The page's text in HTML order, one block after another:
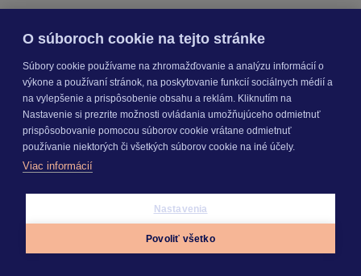
O súboroch cookie na tejto stránke
Súbory cookie používame na zhromažďovanie a analýzu informácií o
výkone a používaní stránok, na poskytovanie funkcií sociálnych médií a
na vylepšenie a prispôsobenie obsahu a reklám. Kliknutím na
Nastavenie si prezrite možnosti ovládania umožňujúceho odmietnuť
prispôsobovanie pomocou súborov cookie vrátane odmietnuť
používanie niektorých či všetkých súborov cookie na iné účely.
Viac informácií
Nastavenia
Povoliť všetko